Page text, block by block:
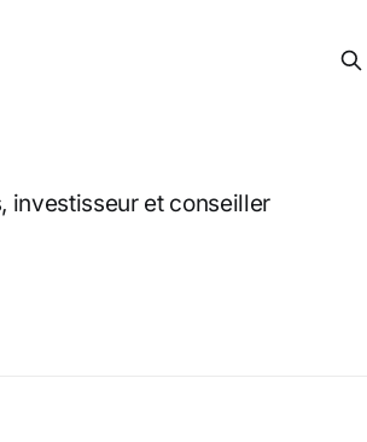
investisseur et conseiller